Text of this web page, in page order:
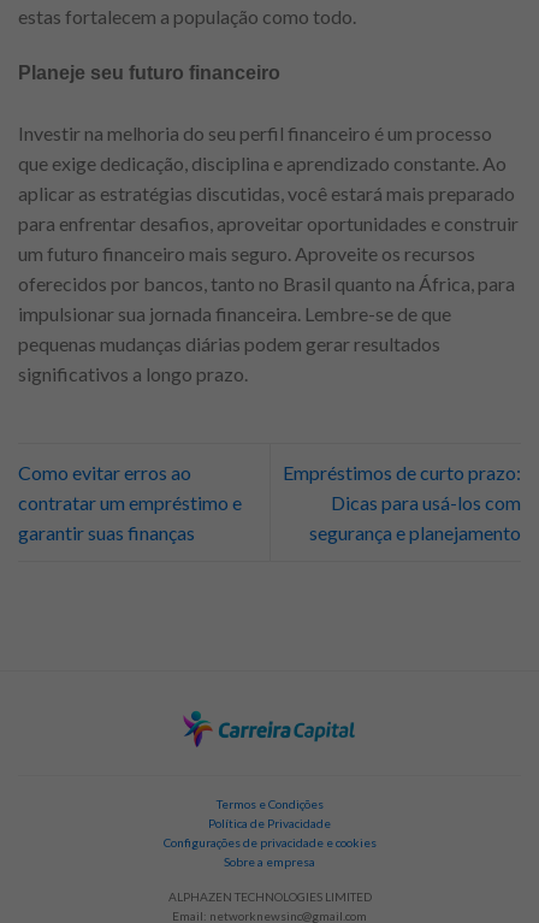
estas fortalecem a população como todo.
Planeje seu futuro financeiro
Investir na melhoria do seu perfil financeiro é um processo
que exige dedicação, disciplina e aprendizado constante. Ao
aplicar as estratégias discutidas, você estará mais preparado
para enfrentar desafios, aproveitar oportunidades e construir
um futuro financeiro mais seguro. Aproveite os recursos
oferecidos por bancos, tanto no Brasil quanto na África, para
impulsionar sua jornada financeira. Lembre-se de que
pequenas mudanças diárias podem gerar resultados
significativos a longo prazo.
Como evitar erros ao
contratar um empréstimo e
garantir suas finanças
Empréstimos de curto prazo:
Dicas para usá-los com
segurança e planejamento
Termos e Condições
Política de Privacidade
Configurações de privacidade e cookies
Sobre a empresa
ALPHAZEN TECHNOLOGIES LIMITED
Email: networknewsinc@gmail.com